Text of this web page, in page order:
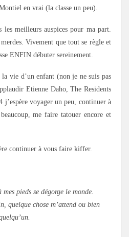
en vrai (la classe un peu).
les meilleurs auspices pour ma part.
Vivement que tout se règle et
ENFIN débuter sereinement.
vie d’un enfant (non je ne suis pas
Etienne Daho, The Residents
j’espère voyager un peu, continuer à
me faire tatouer encore et
continuer à vous faire kiffer.
pieds se dégorge le monde.
quelque chose m’attend ou bien